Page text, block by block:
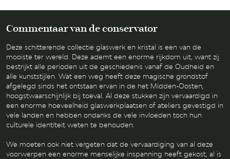
COLLIGNON
Commentaar van de conservator
Deze schitterende collectie glaswerk en kristal is een van de
mooiste ter wereld. Deze ademt een enorme rijkdom uit, want zij
bestrijkt alle perioden uit de geschiedenis vanaf de Oudheid en
alle kunststijlen. Wat een weg heeft deze magische grondstof
afgelegd sinds het ontstaan ervan in de het Midden-Oosten,
hoogstwaarschijnlijk bij toeval. Al deze stukken zijn vervaardigd in
een enorme hoeveelheid glaswerkplaatsen of ateliers gevestigd in
vele landen en hebben ondanks de vele invloeden toch hun
culturele identiteit weten te behouden.
We moeten ook niet vergeten dat de vervaardiging van al deze
voorwerpen een enorme menselijke inspanning heeft gekost, al is